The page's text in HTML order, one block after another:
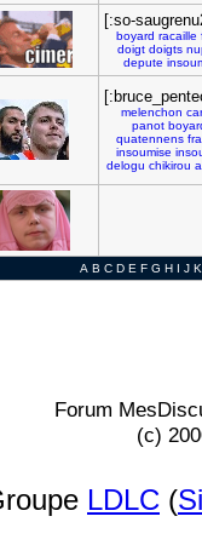
[:so-
boyard racaille
doigt doigts
depute
melenchon
panot
quatennens
insoumise
delogu chikirou
A B C D E F G H I J K
Forum
(c)
LDLC (